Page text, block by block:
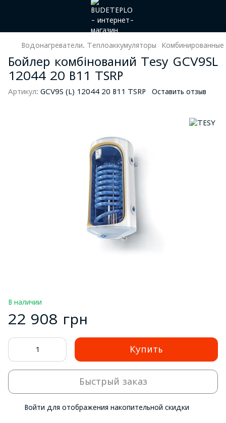
Водонагреватели. Теплоаккумуляторы
Бойлер комбінований Tesy GCV9SL
12044 20 B11 TSRP
Артикул: GCV9S (L) 12044 20 B11 TSRP Оставить отзыв
В наличии
22 908 грн
Купить
Быстрый заказ
Войти для отображения накопительной скидки